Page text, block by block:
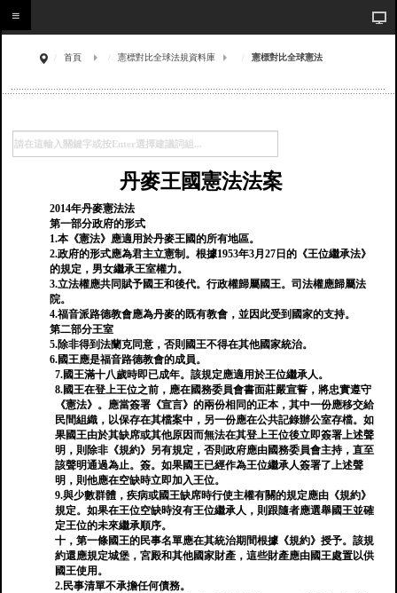
首頁 憲標對比全球法規資料庫 憲標對比全球憲法
丹麥王國憲法法案
2014年丹麥憲法法
第一部分政府的形式
1.本《憲法》應適用於丹麥王國的所有地區。
2.政府的形式應為君主立憲制。根據1953年3月27日的《王位繼承法》
的規定，男女繼承王室權力。
3.立法權應共同賦予國王和後代。行政權歸屬國王。司法權應歸屬法
院。
4.福音派路德教會應為丹麥的既有教會，並因此受到國家的支持。
第二部分王室
5.除非得到法蘭克同意，否則國王不得在其他國家統治。
6.國王應是福音路德教會的成員。
7.國王滿十八歲時即已成年。該規定應適用於王位繼承人。
8.國王在登上王位之前，應在國務委員會書面莊嚴宣誓，將忠實遵守
《憲法》。應當簽署《宣言》的兩份相同的正本，其中一份應移交給
民間組織，以保存在其檔案中，另一份應在公共記錄辦公室存檔。如
果國王由於其缺席或其他原因而無法在其登上王位後立即簽署上述聲
明，則除非《規約》另有規定，否則政府應由國務委員會主持，直至
該聲明通過為止。簽。如果國王已經作為王位繼承人簽署了上述聲
明，則他應在空缺時立即加入王位。
9.與少數群體，疾病或國王缺席時行使主權有關的規定應由《規約》
規定。如果在王位空缺時沒有王位繼承人，則跟隨者應選舉國王並確
定王位的未來繼承順序。
十，第一條國王的民事名單應在其統治期間根據《規約》授予。該規
約還應規定城堡，宮殿和其他國家財產，這些財產應由國王處置以供
國王使用。
2.民事清單不承擔任何債務。